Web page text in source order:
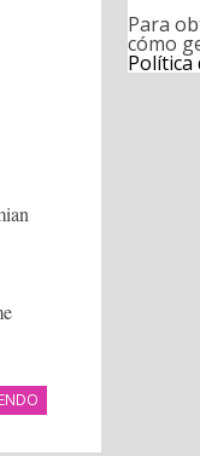
Para
cómo
Política